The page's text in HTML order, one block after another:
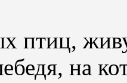
птиц,
на